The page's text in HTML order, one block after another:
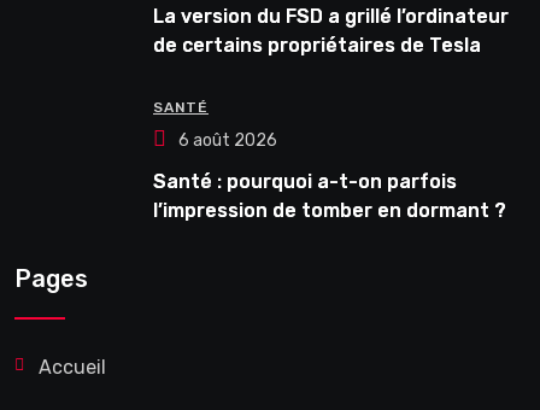
La version du FSD a grillé l’ordinateur
de certains propriétaires de Tesla
SANTÉ
6 août 2026
Santé : pourquoi a-t-on parfois
l’impression de tomber en dormant ?
Pages
Accueil